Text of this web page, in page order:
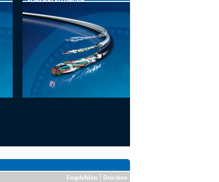
Empfehlen Drucken